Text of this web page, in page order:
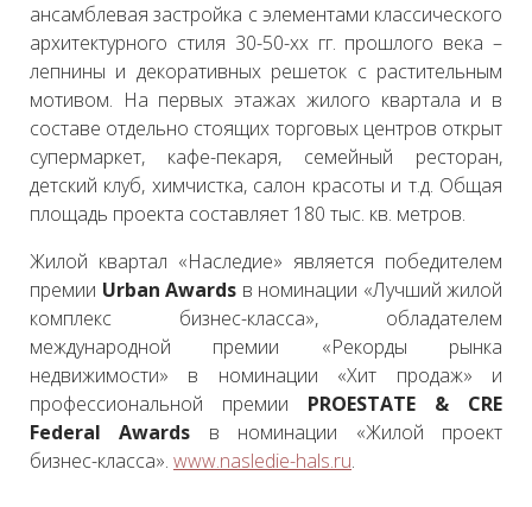
ансамблевая застройка с элементами классического
архитектурного стиля 30-50-хх гг. прошлого века –
лепнины и декоративных решеток с растительным
мотивом. На первых этажах жилого квартала и в
составе отдельно стоящих торговых центров открыт
супермаркет, кафе-пекаря, семейный ресторан,
детский клуб, химчистка, салон красоты и т.д. Общая
площадь проекта составляет 180 тыс. кв. метров.
Жилой квартал «Наследие» является победителем
премии Urban Awards в номинации «Лучший жилой
комплекс бизнес-класса», обладателем
международной премии «Рекорды рынка
недвижимости» в номинации «Хит продаж» и
профессиональной премии PROESTATE & CRE
Federal Awards в номинации «Жилой проект
бизнес-класса». www.nasledie-hals.ru.